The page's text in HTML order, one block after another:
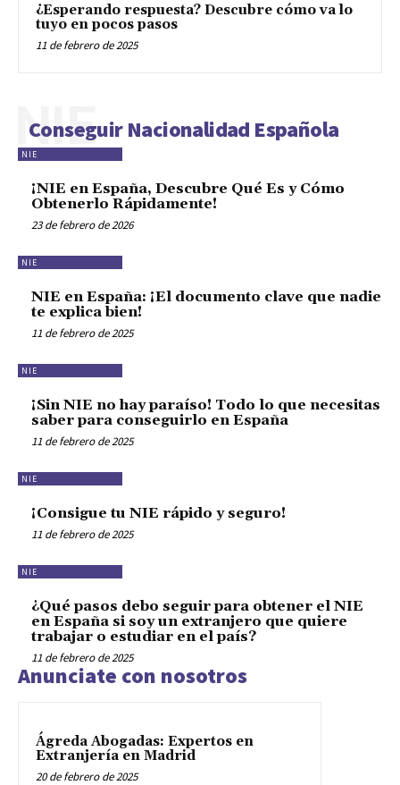
¿Esperando respuesta? Descubre cómo va lo
tuyo en pocos pasos
11 de febrero de 2025
Conseguir Nacionalidad Española
NIE
NIE
¡NIE en España, Descubre Qué Es y Cómo
Obtenerlo Rápidamente!
23 de febrero de 2026
NIE
NIE en España: ¡El documento clave que nadie
te explica bien!
11 de febrero de 2025
NIE
¡Sin NIE no hay paraíso! Todo lo que necesitas
saber para conseguirlo en España
11 de febrero de 2025
NIE
¡Consigue tu NIE rápido y seguro!
11 de febrero de 2025
NIE
¿Qué pasos debo seguir para obtener el NIE
en España si soy un extranjero que quiere
trabajar o estudiar en el país?
11 de febrero de 2025
Anunciate con nosotros
Ágreda Abogadas: Expertos en
Extranjería en Madrid
20 de febrero de 2025